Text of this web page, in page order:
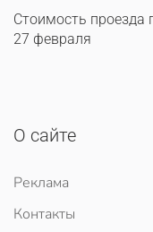
Стоимость проезда
27 февраля
О сайте
Реклама
Контакты